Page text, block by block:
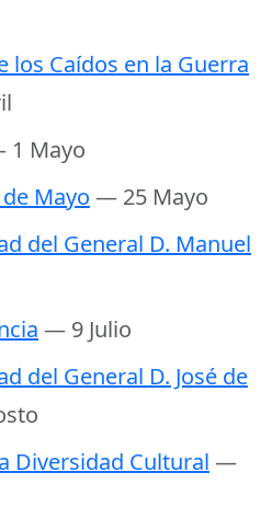
los Caídos en la Guerra
Mayo
Mayo — 25 Mayo
del General D. Manuel
— 9 Julio
del General D. José de
Diversidad Cultural —